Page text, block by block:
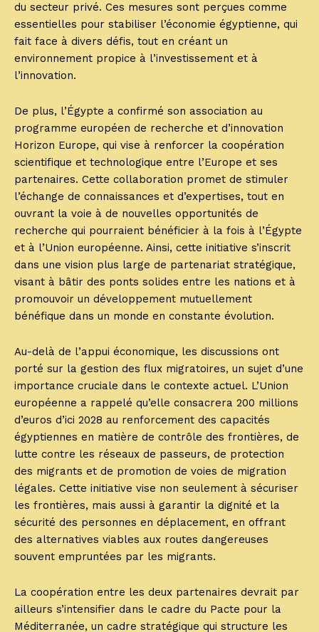
du secteur privé. Ces mesures sont perçues comme
essentielles pour stabiliser l’économie égyptienne, qui
fait face à divers défis, tout en créant un
environnement propice à l’investissement et à
l’innovation.
De plus, l’Égypte a confirmé son association au
programme européen de recherche et d’innovation
Horizon Europe, qui vise à renforcer la coopération
scientifique et technologique entre l’Europe et ses
partenaires. Cette collaboration promet de stimuler
l’échange de connaissances et d’expertises, tout en
ouvrant la voie à de nouvelles opportunités de
recherche qui pourraient bénéficier à la fois à l’Égypte
et à l’Union européenne. Ainsi, cette initiative s’inscrit
dans une vision plus large de partenariat stratégique,
visant à bâtir des ponts solides entre les nations et à
promouvoir un développement mutuellement
bénéfique dans un monde en constante évolution.
Au-delà de l’appui économique, les discussions ont
porté sur la gestion des flux migratoires, un sujet d’une
importance cruciale dans le contexte actuel. L’Union
européenne a rappelé qu’elle consacrera 200 millions
d’euros d’ici 2028 au renforcement des capacités
égyptiennes en matière de contrôle des frontières, de
lutte contre les réseaux de passeurs, de protection
des migrants et de promotion de voies de migration
légales. Cette initiative vise non seulement à sécuriser
les frontières, mais aussi à garantir la dignité et la
sécurité des personnes en déplacement, en offrant
des alternatives viables aux routes dangereuses
souvent empruntées par les migrants.
La coopération entre les deux partenaires devrait par
ailleurs s’intensifier dans le cadre du Pacte pour la
Méditerranée, un cadre stratégique qui structure les